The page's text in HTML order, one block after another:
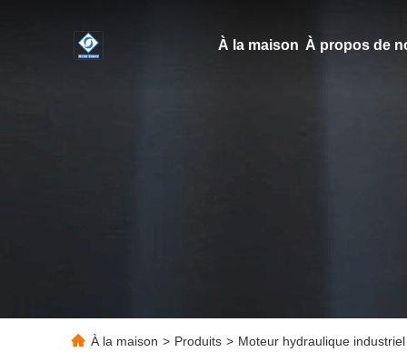
À la maison À propos de
À la maison > Produits > Moteur hydraulique